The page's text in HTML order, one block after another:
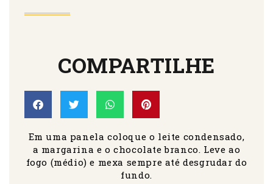
COMPARTILHE
Em uma panela coloque o leite condensado,
a margarina e o chocolate branco. Leve ao
fogo (médio) e mexa sempre até desgrudar do
fundo.